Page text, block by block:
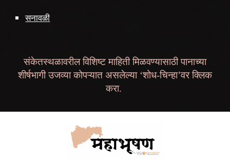
सनावळी
संकेतस्थळावरील विशिष्ट माहिती मिळवण्यासाठी पानाच्या
शीर्षभागी उजव्या कोपऱ्यात असलेल्या ‘शोध-चिन्हा’वर क्लिक
करा.